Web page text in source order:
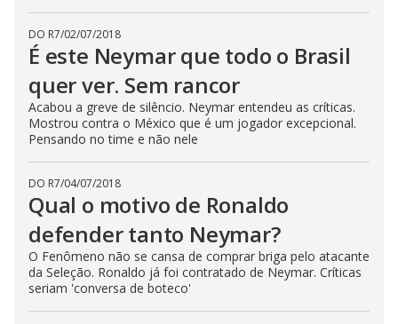
DO R7/02/07/2018
É este Neymar que todo o Brasil
quer ver. Sem rancor
Acabou a greve de silêncio. Neymar entendeu as críticas.
Mostrou contra o México que é um jogador excepcional.
Pensando no time e não nele
DO R7/04/07/2018
Qual o motivo de Ronaldo
defender tanto Neymar?
O Fenômeno não se cansa de comprar briga pelo atacante
da Seleção. Ronaldo já foi contratado de Neymar. Críticas
seriam 'conversa de boteco'